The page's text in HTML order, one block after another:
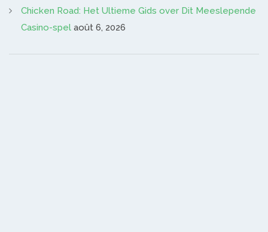
Chicken Road: Het Ultieme Gids over Dit Meeslepende
Casino-spel août 6, 2026